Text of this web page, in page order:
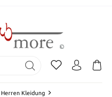
Herren Kleidung